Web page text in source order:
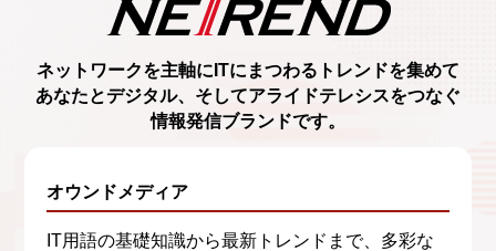
ネットワークを主軸に ITにまつわるトレンドを集めて
あなたとデジタル、 そしてアライドテレシスをつなぐ
情報発信ブランドです。
オウンドメディア
IT用語の基礎知識から最新トレンドまで、多彩な